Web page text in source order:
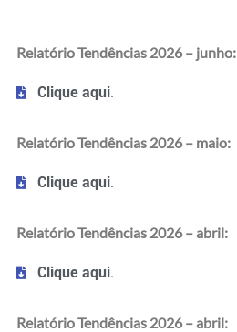
Relatório Tendências 2026 – junho:
Clique aqui.
Relatório Tendências 2026 – maio:
Clique aqui.
Relatório Tendências 2026 – abril:
Clique aqui.
Relatório Tendências 2026 – abril: